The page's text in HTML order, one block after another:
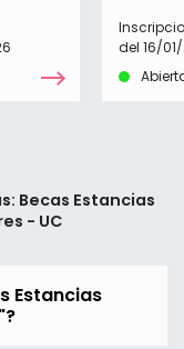
del 16/
Becas Estancias
- UC
Estancias